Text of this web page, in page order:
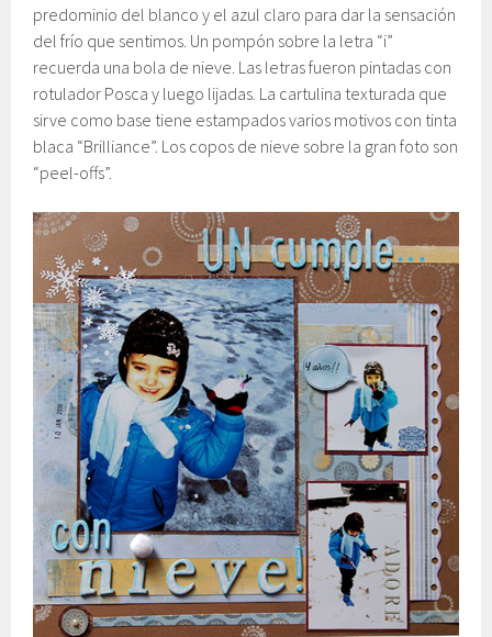
predominio del blanco y el azul claro para dar la sensación
del frío que sentimos. Un pompón sobre la letra “i”
recuerda una bola de nieve. Las letras fueron pintadas con
rotulador Posca y luego lijadas. La cartulina texturada que
sirve como base tiene estampados varios motivos con tinta
blaca “Brilliance”. Los copos de nieve sobre la gran foto son
“peel-offs”.